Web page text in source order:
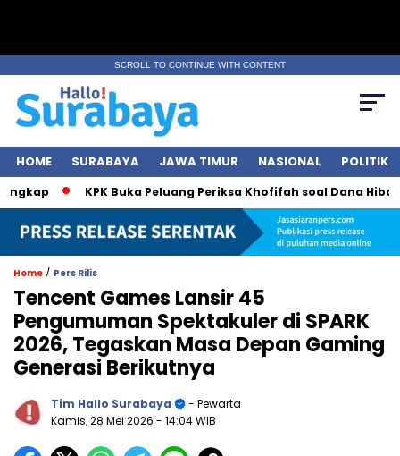
SCROLL TO CONTINUE WITH CONTENT
HOME SURABAYA JAWA TIMUR NASIONAL POLITIK
KPK Buka Peluang Periksa Khofifah soal Dana Hibah Jatim
Home / Pers Rilis
Tencent Games Lansir 45
Pengumuman Spektakuler di SPARK
2026, Tegaskan Masa Depan Gaming
Generasi Berikutnya
Tim Hallo Surabaya
- Pewarta
Kamis, 28 Mei 2026 - 14:04 WIB